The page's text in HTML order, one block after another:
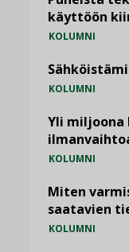
käyttöön
KOLUMNI
KOLUMNI
Yli
KOLUMNI
Miten
saatavien
KOLUMNI